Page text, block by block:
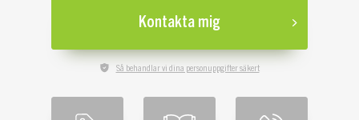
Kontakta mig
Så behandlar vi dina personuppgifter säkert